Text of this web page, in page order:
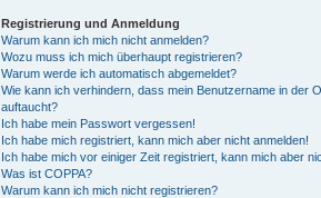
Registrierung und Anmeldung
Warum kann ich mich nicht anmelden?
Wozu muss ich mich überhaupt registrieren?
Warum werde ich automatisch abgemeldet?
Wie kann ich verhindern, dass mein Benutzername in der
auftaucht?
Ich habe mein Passwort vergessen!
Ich habe mich registriert, kann mich aber nicht anmelden!
Ich habe mich vor einiger Zeit registriert, kann mich aber
Was ist COPPA?
Warum kann ich mich nicht registrieren?